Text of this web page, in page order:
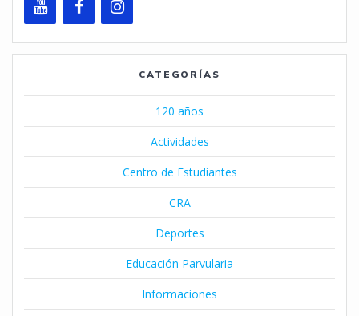
CATEGORÍAS
120 años
Actividades
Centro de Estudiantes
CRA
Deportes
Educación Parvularia
Informaciones